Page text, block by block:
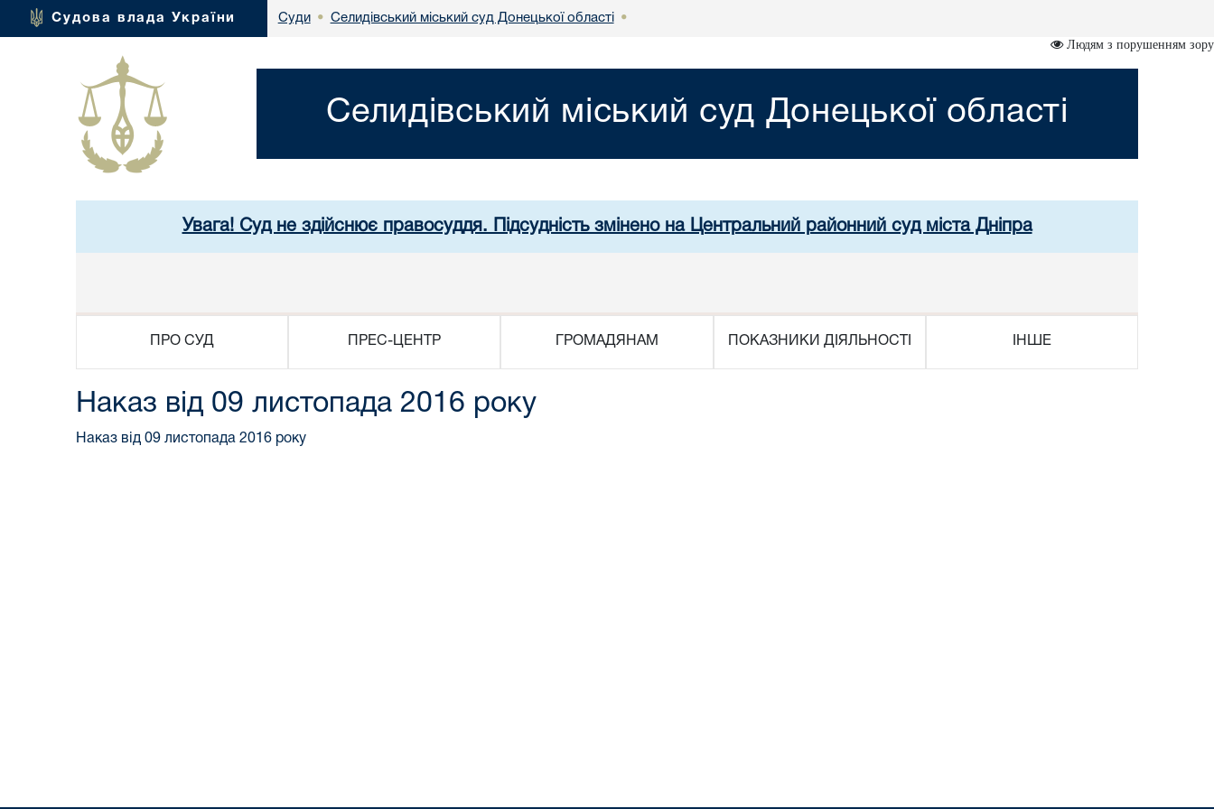
Судова влада України Суди • Селидівський міський суд Донецької області •
Людям з порушенням зору
Селидівський міський суд Донецької області
Увага! Суд не здійснює правосуддя. Підсудність змінено на Центральний районний суд міста Дніпра
ПРО СУД ПРЕС-ЦЕНТР ГРОМАДЯНАМ ПОКАЗНИКИ ДІЯЛЬНОСТІ ІНШЕ
Наказ від 09 листопада 2016 року
Наказ від 09 листопада 2016 року